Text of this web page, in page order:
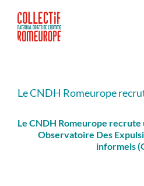
contenu
Le CNDH Romeurope
Le CNDH Romeurope recrute
Observatoire Des
informels